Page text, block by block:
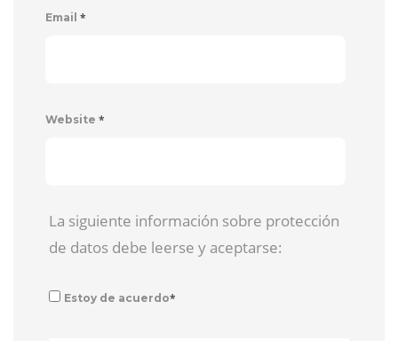
Email *
Website *
La siguiente información sobre protección
de datos debe leerse y aceptarse:
Estoy de acuerdo*